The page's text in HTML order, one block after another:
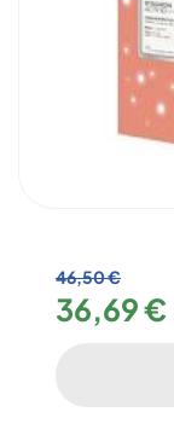
46,50 €
36,69 €